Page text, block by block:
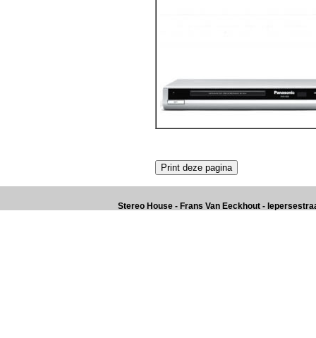
Stereo House - Frans Van Eeckhout -